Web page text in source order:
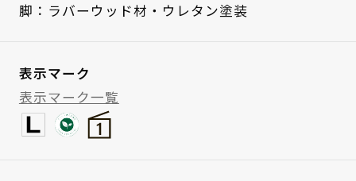
脚：ラバーウッド材・ウレタン塗装
表示マーク
表示マーク一覧